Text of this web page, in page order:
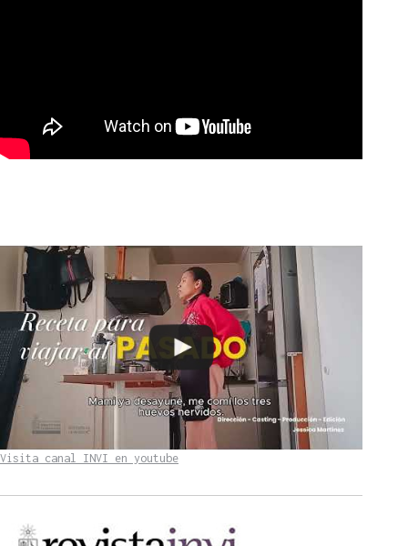
Visita canal INVI en youtube